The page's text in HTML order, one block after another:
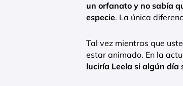
un orfanato y no sabía
especie. La única
Tal vez mientras que
estar animado. En la
luciría Leela si algún